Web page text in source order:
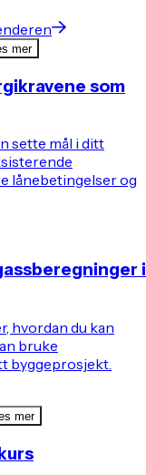
mer
som
sette mål i ditt
lånebetingelser og
i
hvordan du kan
bruke
byggeprosjekt.
mer